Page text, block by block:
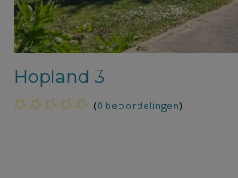
Hopland 3
(0 beoordelingen)